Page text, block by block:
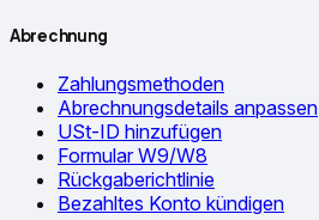
Abrechnung
Zahlungsmethoden
Abrechnungsdetails anpassen
USt-ID hinzufügen
Formular W9/W8
Rückgaberichtlinie
Bezahltes Konto kündigen